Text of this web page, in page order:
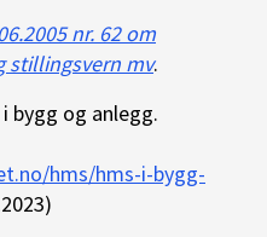
nr. 62 om
stillingsvern mv.
bygg og anlegg.
hms/hms-i-bygg-